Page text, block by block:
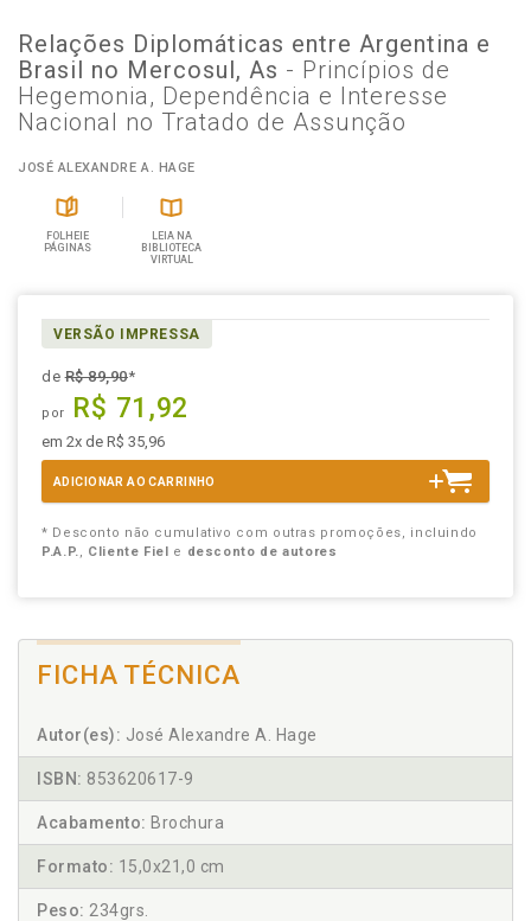
Relações Diplomáticas entre Argentina e
Brasil no Mercosul, As - Princípios de
Hegemonia, Dependência e Interesse
Nacional no Tratado de Assunção
JOSÉ ALEXANDRE A. HAGE
FOLHEIE
PÁGINAS
LEIA NA
BIBLIOTECA
VIRTUAL
VERSÃO IMPRESSA
deR$ 89,90*
por R$ 71,92
em 2x de R$ 35,96
ADICIONAR AO CARRINHO
* Desconto não cumulativo com outras promoções, incluindo
P.A.P., Cliente Fiel e desconto de autores
FICHA TÉCNICA
Autor(es): José Alexandre A. Hage
ISBN: 853620617-9
Acabamento: Brochura
Formato: 15,0x21,0 cm
Peso: 234grs.